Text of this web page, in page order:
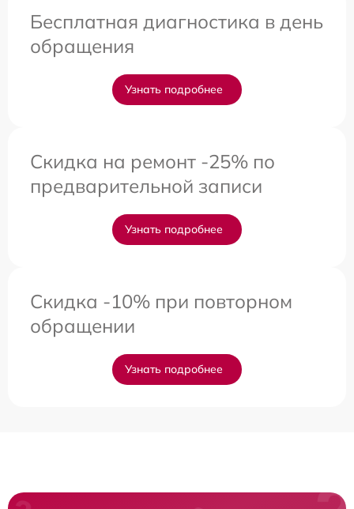
Бесплатная диагностика в день
обращения
Узнать подробнее
Скидка на ремонт -25% по
предварительной записи
Узнать подробнее
Скидка -10% при повторном
обращении
Узнать подробнее